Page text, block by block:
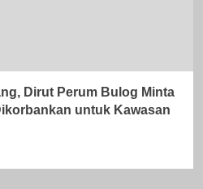
Dirut Perum Bulog Minta
untuk Kawasan